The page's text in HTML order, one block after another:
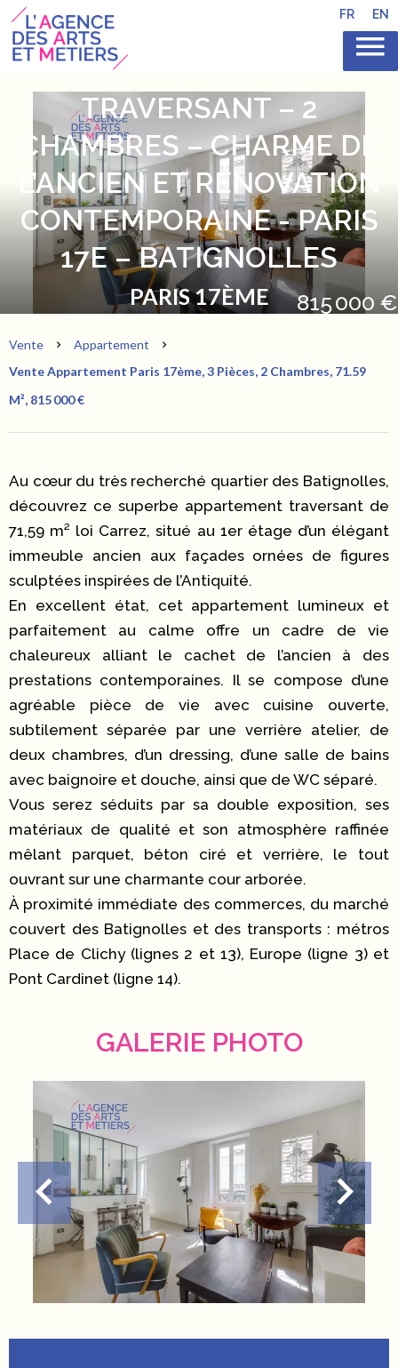
FR EN
BEL APPARTEMENT
TRAVERSANT – 2
CHAMBRES – CHARME DE
L’ANCIEN ET RÉNOVATION
CONTEMPORAINE - PARIS
17E – BATIGNOLLES
PARIS 17ÈME 815 000 €
Vente
Appartement
Vente Appartement Paris 17ème, 3 Pièces, 2 Chambres, 71.59
M², 815 000 €
Au cœur du très recherché quartier des Batignolles,
découvrez ce superbe appartement traversant de
71,59 m² loi Carrez, situé au 1er étage d’un élégant
immeuble ancien aux façades ornées de figures
sculptées inspirées de l’Antiquité.
En excellent état, cet appartement lumineux et
parfaitement au calme offre un cadre de vie
chaleureux alliant le cachet de l’ancien à des
prestations contemporaines. Il se compose d’une
agréable pièce de vie avec cuisine ouverte,
subtilement séparée par une verrière atelier, de
deux chambres, d’un dressing, d’une salle de bains
avec baignoire et douche, ainsi que de WC séparé.
Vous serez séduits par sa double exposition, ses
matériaux de qualité et son atmosphère raffinée
mêlant parquet, béton ciré et verrière, le tout
ouvrant sur une charmante cour arborée.
À proximité immédiate des commerces, du marché
couvert des Batignolles et des transports : métros
Place de Clichy (lignes 2 et 13), Europe (ligne 3) et
Pont Cardinet (ligne 14).
GALERIE PHOTO